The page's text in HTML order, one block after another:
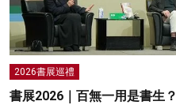
2026書展巡禮
書展2026｜百無一用是書生？